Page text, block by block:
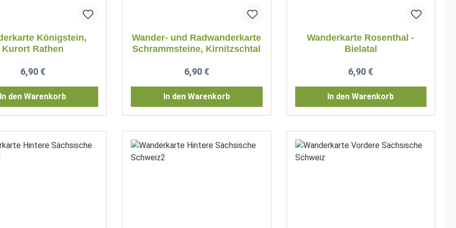
Königstein,
Kurort Rathen
Regulärer Preis:
6,90 €
den Warenkorb
Wander- und Radwanderkarte
Schrammsteine, Kirnitzschtal
Regulärer Preis:
6,90 €
In den Warenkorb
Wanderkarte Rosenthal -
Bielatal
Regulärer Preis:
6,90 €
In den Warenkorb